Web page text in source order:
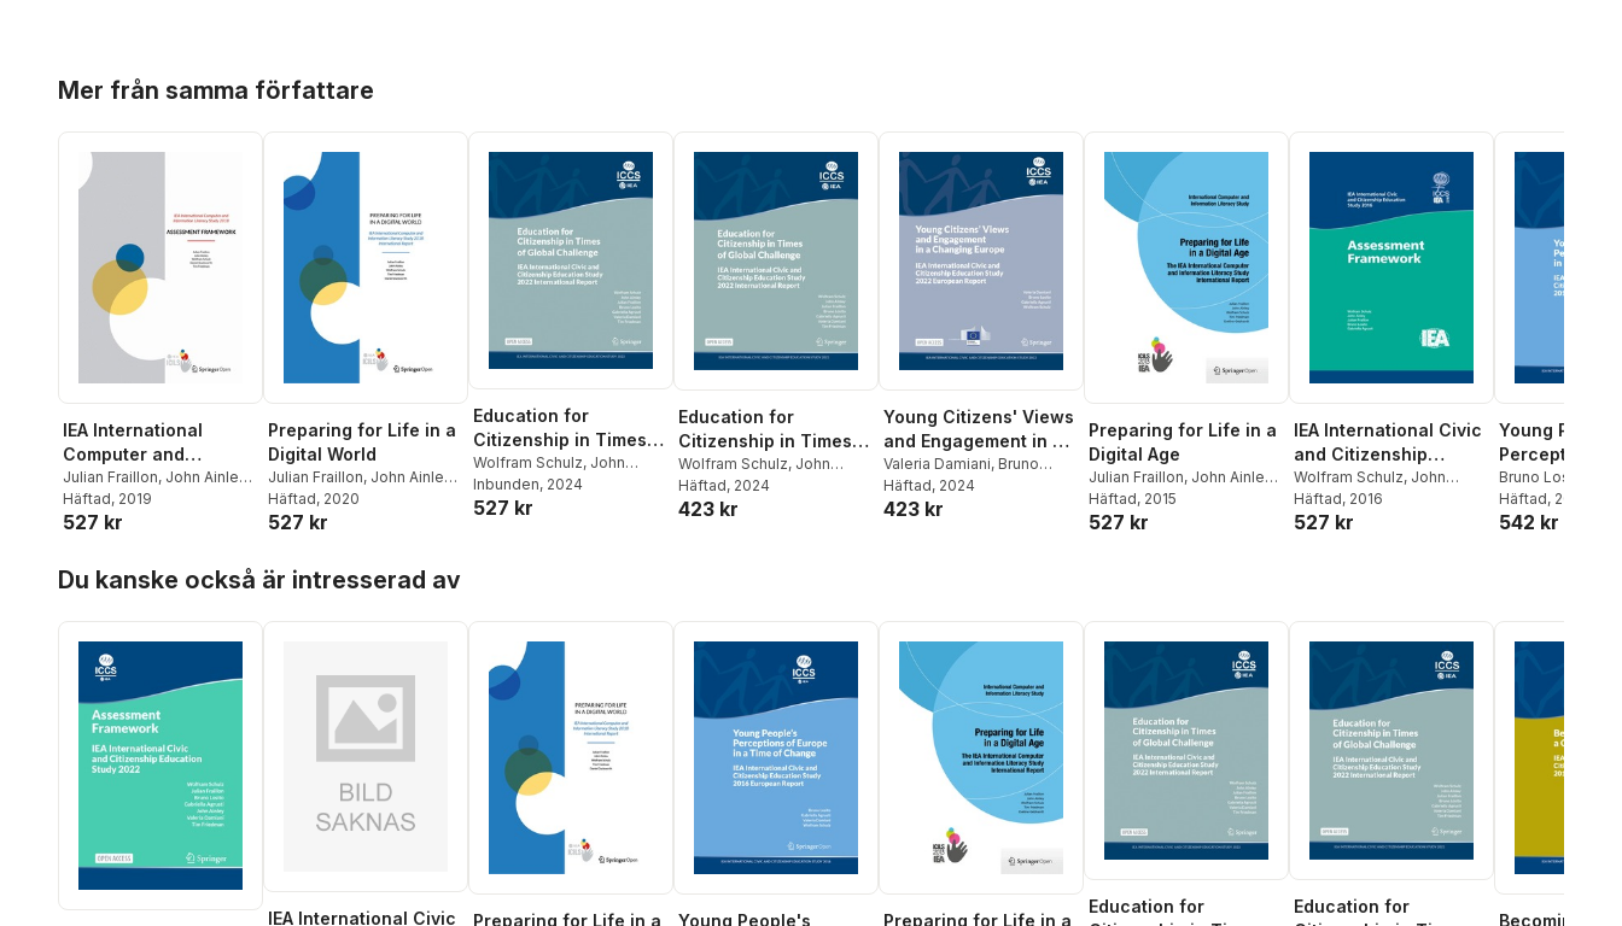
Mer från samma författare
IEA International
Computer and
Information Literacy
Study 2018
Assessment
Julian Fraillon, John Ainley ,
Wolfram Schulz
Duckworth
Häftad, 2019
527 kr
Preparing for Life in a
Digital World
Julian Fraillon, John Ainley ,
Wolfram Schulz
Friedman
Häftad, 2020
527 kr
Education for
Citizenship in Times
of Global Challenge
Wolfram Schulz, John
Ainley,Julian Fraillon
Losito,Gabriella Agrusti
Inbunden, 2024
527 kr
Education for
Citizenship in Times
of Global Challenge
Wolfram Schulz, John
Ainley,Julian Fraillon
Losito,Gabriella Agrusti
Häftad, 2024
423 kr
Young Citizens' Views
and Engagement in a
Changing Europe
Valeria Damiani, Bruno
Losito, Gabriella Agrusti
Wolfram Schulz
Häftad, 2024
423 kr
Preparing for Life in a
Digital Age
Julian Fraillon, John Ainley ,
Wolfram Schulz
Friedman
Häftad, 2015
527 kr
IEA International Civic
and Citizenship
Education Study 2016
Assessment
Framework
Wolfram Schulz, John
Ainley,Julian Fraillon
Losito,Gabriella Agrusti
Häftad, 2016
527 kr
Young
Perceptions
in a Time of
Bruno Losito
Agrusti, Valeria
Wolfram Schulz
Häftad, 2018
542 kr
Du kanske också är intresserad av
IEA International Civic Preparing for Life in a Young People's Preparing for Life in a
Education for
Education for
Becoming